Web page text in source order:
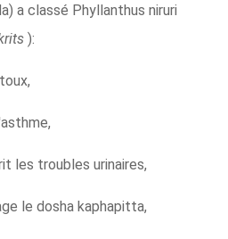
a classé Phyllanthus niruri
):
les troubles urinaires,
le dosha kaphapitta,